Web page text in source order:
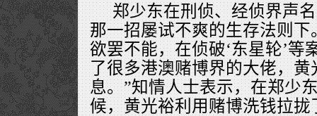
郑少东在刑侦、经侦界声
那一招屡试不爽的生存法则下
欲罢不能，在侦破‘东星轮’等
了很多港澳赌博界的大佬，
息。”知情人士表示，在郑少
候，黄光裕利用赌博洗钱拉拢